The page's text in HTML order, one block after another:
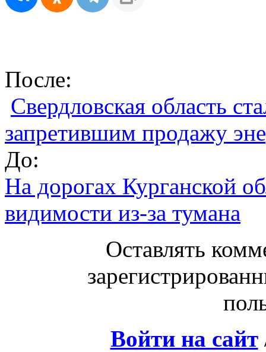
После:
Свердловская область
запретившим продажу
До:
На дорогах Курганской
видимости из-за тумана
Оставлять
Войти на сайт